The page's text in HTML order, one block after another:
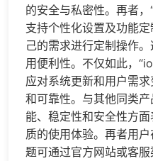
的安全与私密性。再者
支持个性化设置及功能
己的需求进行定制操作
用便利性。不仅如此，
应对系统更新和用户需
和可靠性。与其他同类
能、稳定性和安全性方
质的使用体验。再者用
题可通过官方网站或客